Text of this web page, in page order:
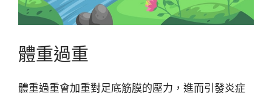
體重過重
體重過重會加重對足底筋膜的壓力，進而引發炎症